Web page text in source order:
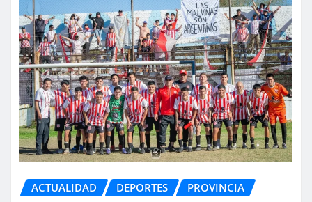
ACTUALIDAD DEPORTES PROVINCIA